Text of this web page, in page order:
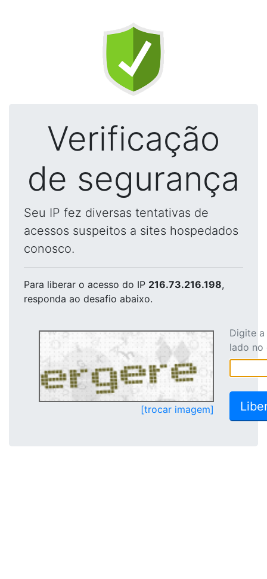
Verificação
de segurança
Seu IP fez diversas tentativas de
acessos suspeitos a sites hospedados
conosco.
Para liberar o acesso do IP 216.73.216.198,
responda ao desafio abaixo.
[trocar imagem]
Digite
lado no